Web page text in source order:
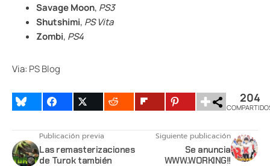
Savage Moon, PS3
Shutshimi, PS Vita
Zombi, PS4
Via: PS Blog
204
Publicación previa
Las remasterizaciones
de Turok también
Siguiente publicación
Se anuncia
WWW.WORKING!!